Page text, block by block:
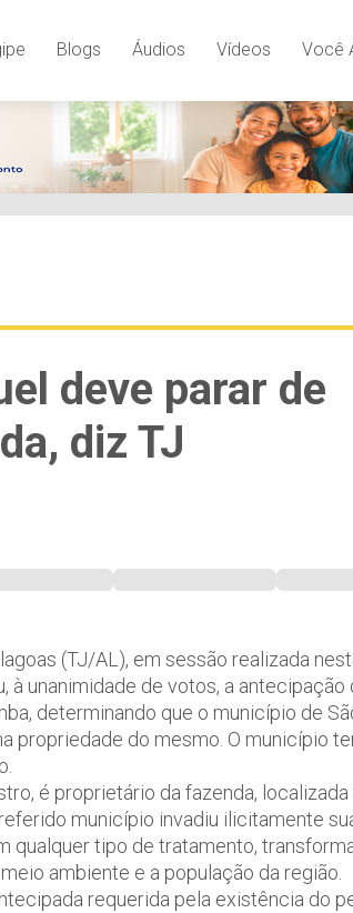
Blogs Áudios Vídeos Você
deve parar de
diz TJ
(TJ/AL), em sessão realizada
unanimidade de votos, a
determinando que o município de
propriedade do mesmo. O município
é proprietário da fazenda, localizada
município invadiu ilicitamente
qualquer tipo de tratamento,
ambiente e a população da região.
requerida pela existência do